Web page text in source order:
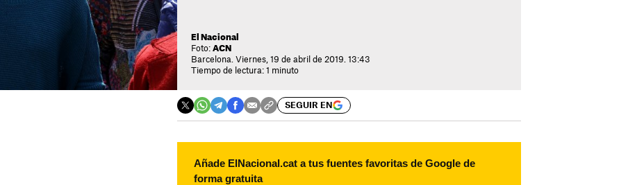
El Nacional
Foto: ACN
Barcelona. Viernes, 19 de abril de 2019. 13:43
Tiempo de lectura: 1 minuto
SEGUIR EN
Añade ElNacional.cat a tus fuentes favoritas de Google de
forma gratuita